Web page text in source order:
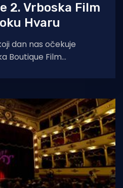
2. Vrboska Film
Hvaru
dan nas očekuje
Boutique Film